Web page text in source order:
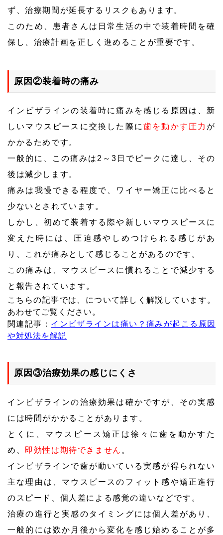
ず、治療期間が延長するリスクもあります。
このため、患者さんは日常生活の中で装着時間を確
保し、治療計画を正しく進めることが重要です。
原因②装着時の痛み
インビザラインの装着時に痛みを感じる原因は、新
しいマウスピースに交換した際に 歯を動かす圧力 が
かかるためです。
一般的に、この痛みは2～3日でピークに達し、その
後は減少します。
痛みは我慢できる程度で、ワイヤー矯正に比べると
少ないとされています。
しかし、初めて装着する際や新しいマウスピースに
変えた時には、圧迫感やしめつけられる感じがあ
り、これが痛みとして感じることがあるのです。
この痛みは、マウスピースに慣れることで減少する
と報告されています。
こちらの記事では、について詳しく解説しています。
あわせてご覧ください。
関連記事： インビザラインは痛い？痛みが起こる原因
や対処法を解説
原因③治療効果の感じにくさ
インビザラインの治療効果は確かですが、その実感
には時間がかかることがあります。
とくに、マウスピース矯正は徐々に歯を動かすた
め、
即効性は期待できません 。
インビザラインで歯が動いている実感が得られない
主な理由は、マウスピースのフィット感や矯正進行
のスピード、個人差による感覚の違いなどです。
治療の進行と実感のタイミングには個人差があり、
一般的には数か月後から変化を感じ始めることが多